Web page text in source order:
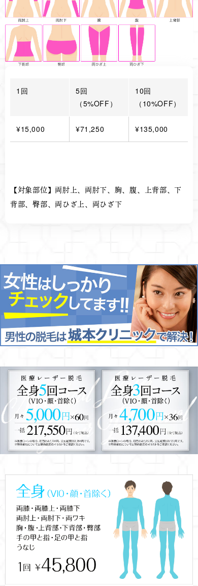
1回
5回
（5%OFF）
10回
（10%OFF）
¥15,000 ¥71,250 ¥135,000
【対象部位】両肘上、両肘下、胸、腹、上背部、下
背部、臀部、両ひざ上、両ひざ下